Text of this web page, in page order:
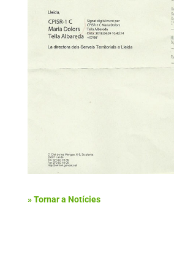
» Tornar a Notícies